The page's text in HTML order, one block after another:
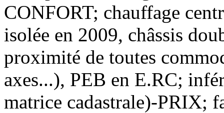
CONFORT; chauffage
isolée en 2009, châssis
proximité de toutes
axes...), PEB en E.RC;
matrice cadastrale)-PRIX;